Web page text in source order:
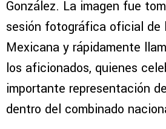
González. La imagen fue
sesión fotográfica oficial de
Mexicana y rápidamente
los aficionados, quienes
importante representación
dentro del combinado